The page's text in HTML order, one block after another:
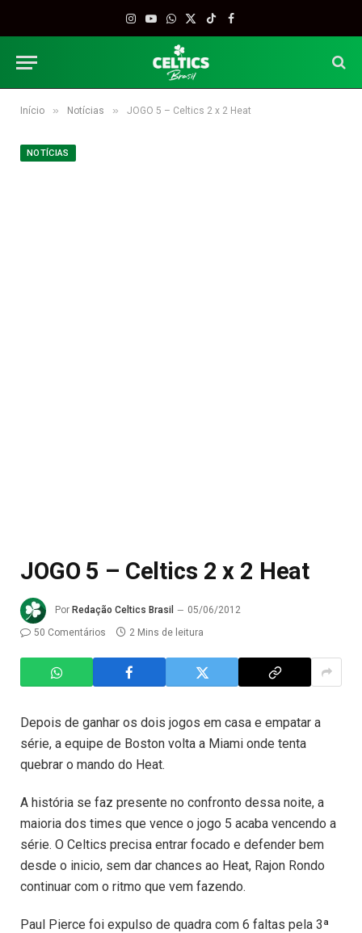
Instagram
YouTube
WhatsApp
X
TikTokFacebook
Início » Notícias » JOGO 5 – Celtics 2 x 2 Heat
NOTÍCIAS
JOGO 5 – Celtics 2 x 2 Heat
Por Redação Celtics Brasil
05/06/2012
50 Comentários
2 Mins de leitura
Depois de ganhar os dois jogos em casa e empatar a
série, a equipe de Boston volta a Miami onde tenta
quebrar o mando do Heat.
A história se faz presente no confronto dessa noite, a
maioria dos times que vence o jogo 5 acaba vencendo a
série. O Celtics precisa entrar focado e defender bem
desde o inicio, sem dar chances ao Heat, Rajon Rondo
continuar com o ritmo que vem fazendo.
Paul Pierce foi expulso de quadra com 6 faltas pela 3ª